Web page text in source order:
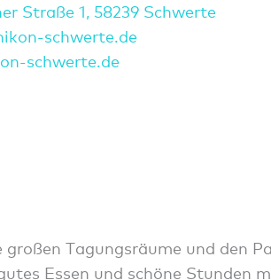
Straße 1, 58239 Schwerte
ikon-schwerte.de
schwerte.de
großen Tagungsräume und den
Essen und schöne Stunden